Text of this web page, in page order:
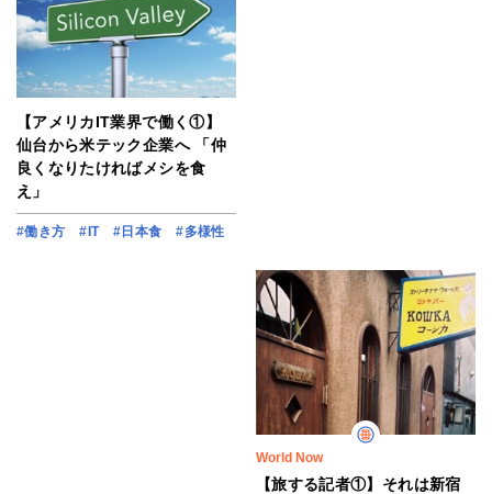
【アメリカIT業界で働く①】
仙台から米テック企業へ 「仲
良くなりたければメシを食
え」
#働き方 #IT #日本食 #多様性
World Now
【旅する記者①】それは新宿